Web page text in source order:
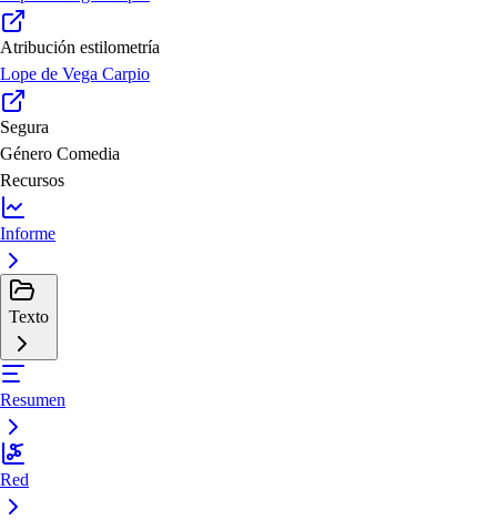
Atribución estilometría
Lope de Vega Carpio
Segura
Género Comedia
Recursos
Informe
Texto
Resumen
Red